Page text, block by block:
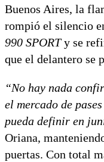
Buenos Aires, la
rompió el silencio
990 SPORTy se
que el delantero se
“No hay nada
el mercado de
pueda definir en
Oriana,
puertas. Con total